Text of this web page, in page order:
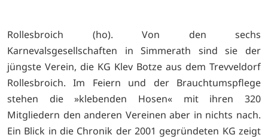
Rollesbroich (ho). Von den sechs
Karnevalsgesellschaften in Simmerath sind sie der
jüngste Verein, die KG Klev Botze aus dem Trevveldorf
Rollesbroich. Im Feiern und der Brauchtumspflege
stehen die »klebenden Hosen« mit ihren 320
Mitgliedern den anderen Vereinen aber in nichts nach.
Ein Blick in die Chronik der 2001 gegründeten KG zeigt